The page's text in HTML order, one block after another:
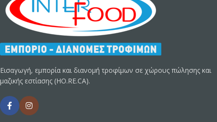
Εισαγωγή, εμπορία και διανομή τροφίμων σε χώρους πώλησης και
μαζικής εστίασης (HO.RE.CA).